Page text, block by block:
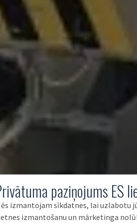
paziņojums ES
izmantojam sīkdatnes, lai uzlabotu
izmantošanu un mārketinga